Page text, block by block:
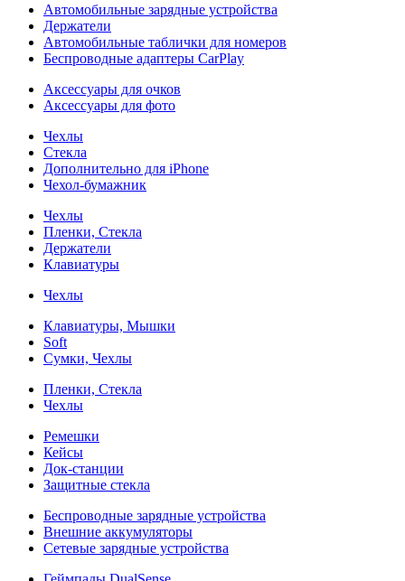
Автомобильные зарядные устройства
Держатели
Автомобильные таблички для номеров
Беспроводные адаптеры CarPlay
Аксессуары для очков
Аксессуары для фото
Чехлы
Стекла
Дополнительно для iPhone
Чехол-бумажник
Чехлы
Пленки, Стекла
Держатели
Клавиатуры
Чехлы
Клавиатуры, Мышки
Soft
Сумки, Чехлы
Пленки, Стекла
Чехлы
Ремешки
Кейсы
Док-станции
Защитные стекла
Беспроводные зарядные устройства
Внешние аккумуляторы
Сетевые зарядные устройства